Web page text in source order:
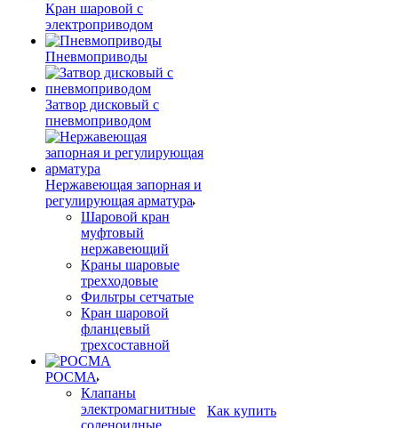
Кран шаровой с
электроприводом
Пневмоприводы
Затвор дисковый с
пневмоприводом
Нержавеющая запорная и
регулирующая арматура
Шаровой кран
муфтовый
нержавеющий
Краны шаровые
трехходовые
Фильтры сетчатые
Кран шаровой
фланцевый
трехсоставной
РОСМА
Клапаны
электромагнитные
соленоидные
Как купить